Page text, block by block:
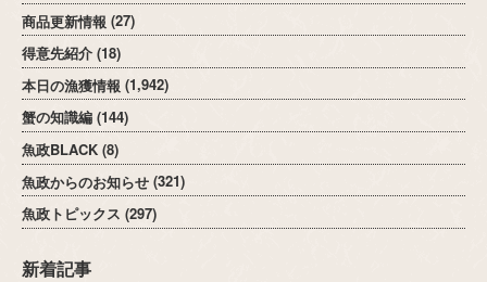
商品更新情報 (27)
得意先紹介 (18)
本日の漁獲情報 (1,942)
蟹の知識編 (144)
魚政BLACK (8)
魚政からのお知らせ (321)
魚政トピックス (297)
新着記事